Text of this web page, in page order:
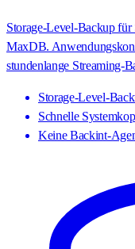
Storage-Level-Backup
MaxDB.
stundenlange Streaming-
Storage-Level-
Schnelle
Keine Backint-